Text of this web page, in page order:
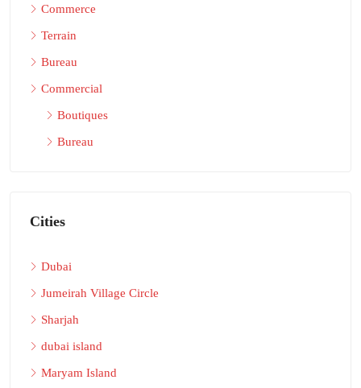
Commerce
Terrain
Bureau
Commercial
Boutiques
Bureau
Cities
Dubai
Jumeirah Village Circle
Sharjah
dubai island
Maryam Island